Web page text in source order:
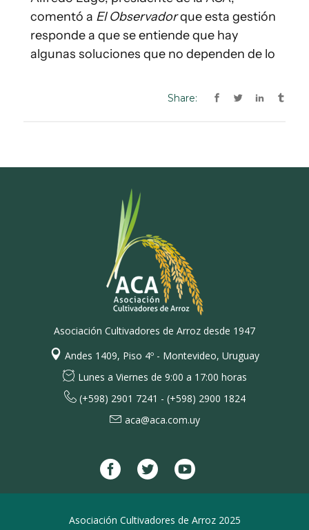
Share:
Asociación Cultivadores de Arroz desde 1947
Andes 1409, Piso 4º - Montevideo, Uruguay
Lunes a Viernes de 9:00 a 17:00 horas
(+598) 2901 7241 - (+598) 2900 1824
aca@aca.com.uy
Asociación Cultivadores de Arroz 2025